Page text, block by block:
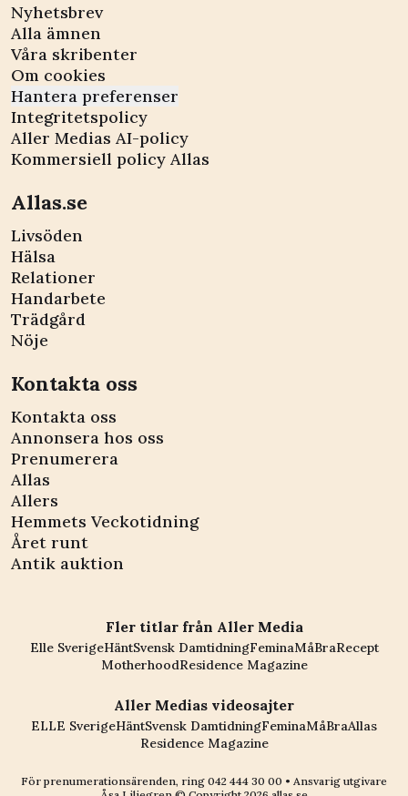
Nyhetsbrev
Alla ämnen
Våra skribenter
Om cookies
Hantera preferenser
Integritetspolicy
Aller Medias AI-policy
Kommersiell policy Allas
Allas.se
Livsöden
Hälsa
Relationer
Handarbete
Trädgård
Nöje
Kontakta oss
Kontakta oss
Annonsera hos oss
Prenumerera
Allas
Allers
Hemmets Veckotidning
Året runt
Antik auktion
Fler titlar från Aller Media
Elle SverigeHäntSvensk DamtidningFeminaMåBraRecept
MotherhoodResidence Magazine
Aller Medias videosajter
ELLE SverigeHäntSvensk DamtidningFeminaMåBraAllas
Residence Magazine
För prenumerationsärenden, ring 042 444 30 00 • Ansvarig utgivare